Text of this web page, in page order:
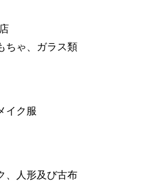
ちゃ、ガラス類
イク服
、人形及び古布